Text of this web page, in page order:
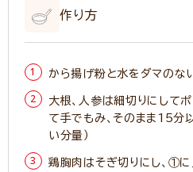
作り方
から揚げ粉と水をダマのな
大根、人参は細切りにして
て手でもみ、そのまま15分
い分量）
鶏胸肉はそぎ切りにし、①に